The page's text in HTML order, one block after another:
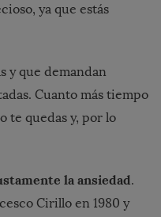
ya que estás
y que demandan
Cuanto más tiempo
te quedas y, por lo
la ansiedad.
Cirillo en 1980 y